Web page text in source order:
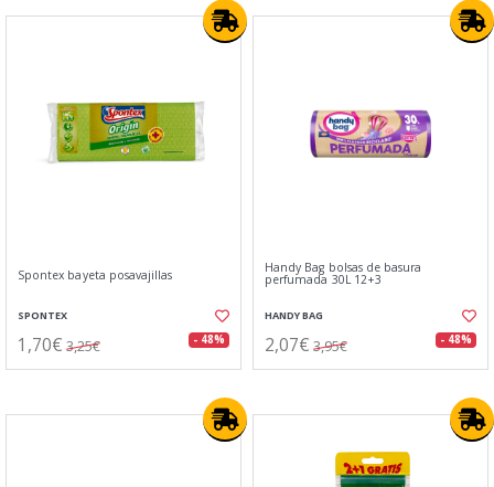
Spontex bayeta posavajillas
SPONTEX
1,70€ 3,25€ - 48%
Handy Bag bolsas de basura
perfumada 30L 12+3
HANDY BAG
2,07€ 3,95€ - 48%